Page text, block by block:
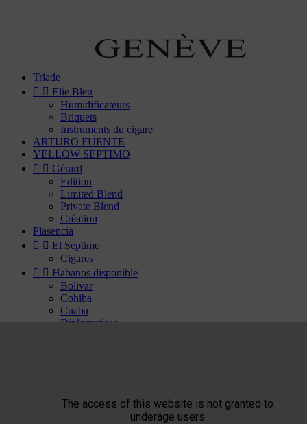
The access of this website is not granted to
underage users
Triade
  Elie Bleu
Humidificateurs
Briquets
Instruments du cigare
ARTURO FUENTE
YELLOW SEPTIMO
  Gérard
Edition
Limited Blend
Private Blend
Création
Plasencia
  El Septimo
Cigares
  Habanos disponible
Bolivar
Cohiba
Cuaba
Diplomaticos
Partagas
Por Laranaga